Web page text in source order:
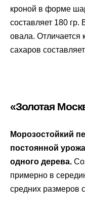
кроной в форме
составляет 180 гр.
овала. Отличается
сахаров
«Золотая
Морозостойкий
постоянной
одного дерева.
примерно в
средних размеров